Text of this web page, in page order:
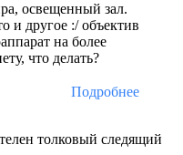
освещенный зал.
и другое :/ объектив
на более
что делать?
Подробнее
толковый следящий